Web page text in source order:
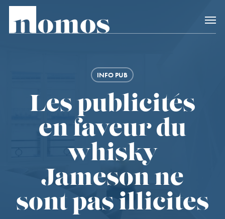
Skip
main
Accès rapide
INFO PUB
Les publicités
en faveur du
whisky
Jameson ne
sont pas illicites